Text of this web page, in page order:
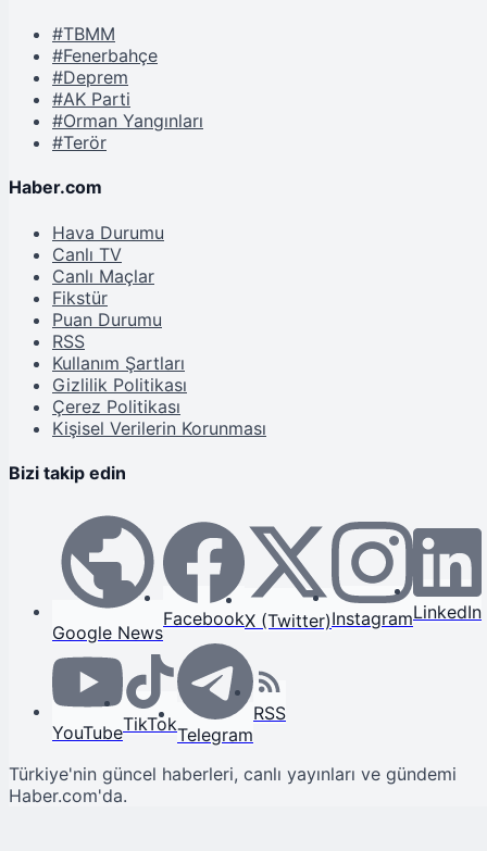
#TBMM
#Fenerbahçe
#Deprem
#AK Parti
#Orman Yangınları
#Terör
Haber.com
Hava Durumu
Canlı TV
Canlı Maçlar
Fikstür
Puan Durumu
RSS
Kullanım Şartları
Gizlilik Politikası
Çerez Politikası
Kişisel Verilerin Korunması
Bizi takip edin
Google News
FacebookX (Twitter)InstagramLinkedIn
YouTubeTikTokTelegram
RSS
Türkiye'nin güncel haberleri, canlı yayınları ve gündemi
Haber.com'da.